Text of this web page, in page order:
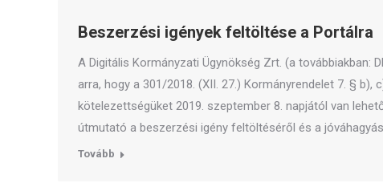
Beszerzési igények feltöltése a Portálra
A Digitális Kormányzati Ügynökség Zrt. (a továbbiakban:
arra, hogy a 301/2018. (XII. 27.) Kormányrendelet 7. §
kötelezettségüket 2019. szeptember 8. napjától van
útmutató a beszerzési igény feltöltéséről és a
Tovább